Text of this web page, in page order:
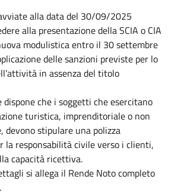
alla data del 30/09/2025
alla presentazione della SCIA o CIA
modulistica entro il 30 settembre
delle sanzioni previste per lo
in assenza del titolo
dispone che i soggetti che esercitano
turistica, imprenditoriale o non
devono stipulare una polizza
la responsabilità civile verso i clienti,
capacità ricettiva.
si allega il Rende Noto completo